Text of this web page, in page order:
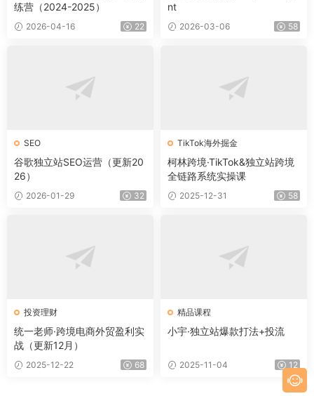
练营（2024-2025）
2026-04-16 22
nt
2026-03-06 58
SEO
谷歌独立站SEO运营（更新20
26）
2026-01-29 32
TikTok海外掘金
柯林跨境·TikTok&独立站跨境
全链路系统实操课
2025-12-31 58
投资理财
统一老师·跨境电商外贸盈利实
战（更新12月）
2025-12-22 68
精品课程
小宇·独立站爆款打法+投流
2025-11-04 12